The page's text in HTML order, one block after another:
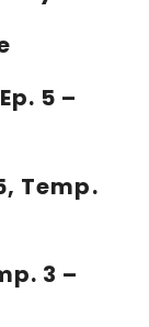
5 –
Temp.
3 –